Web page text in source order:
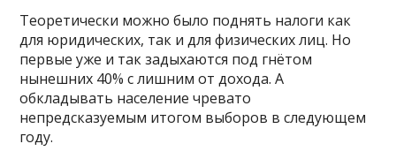
Теоретически можно было поднять налоги как
для юридических, так и для физических лиц. Но
первые уже и так задыхаются под гнётом
нынешних 40% с лишним от дохода. А
обкладывать население чревато
непредсказуемым итогом выборов в следующем
году.